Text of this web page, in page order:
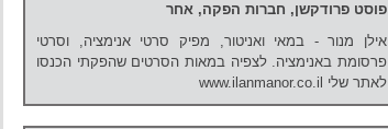
פוסט פרודקשן, חברות הפקה, אחר
אילן מנור - במאי ואניטור, מפיק סרטי אנימציה, וסרטי
פרסומת באנימציה. לצפיה במאות הסרטים שהפקתי הכנסו
לאתר שלי www.ilanmanor.co.il